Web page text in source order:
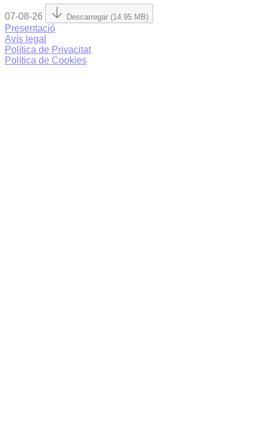
07-08-26 Descarregar (14.95 MB)
Presentació
Avís legal
Política de Privacitat
Política de Cookies